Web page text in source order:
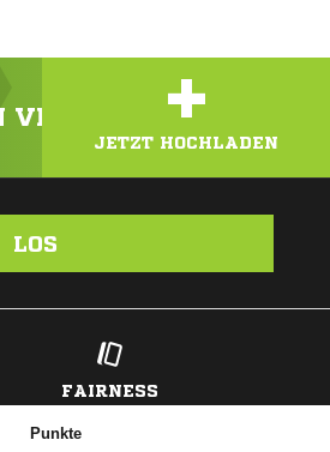
ODER FOTO
+
JETZT HOCHLADEN
LOS
FAIRNESS
Punkte